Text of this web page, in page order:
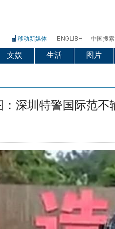
移动新媒体 中国搜索
文娱 生活 图片
：深圳特警国际范不